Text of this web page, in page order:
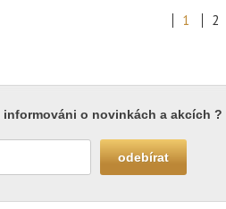
1 2
o novinkách a akcích ?